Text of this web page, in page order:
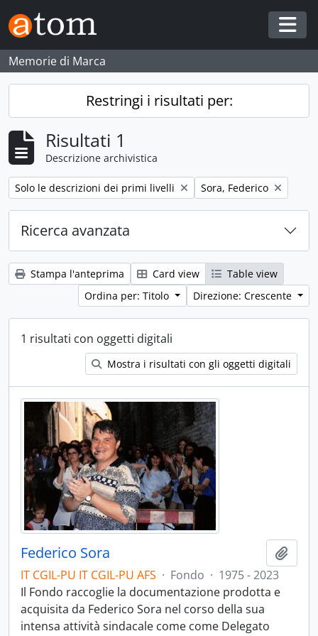
Skip to main content
Memorie di Marca
Restringi i risultati per:
Risultati 1
Descrizione archivistica
Remove filter:
Solo le descrizioni dei primi livelli Remove filter:
Sora, Federico
Ricerca avanzata
Stampa l'anteprima Card view
Table view
Ordina per: Titolo
Direzione: Crescente
1 risultati con oggetti digitali
Mostra i risultati con gli oggetti digitali
Federico Sora
IT CGIL-PU IT CGIL-PU AFS · Fondo · 1975 - 2023
Il Fondo raccoglie la documentazione prodotta e
acquisita da Federico Sora nel corso della sua
intensa attività sindacale come come Delegato